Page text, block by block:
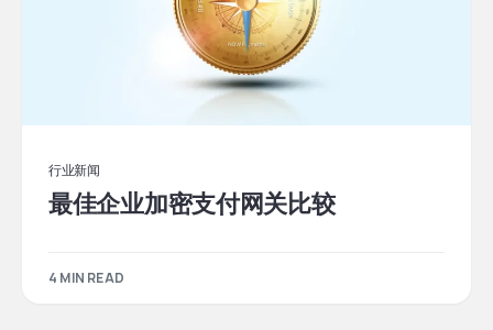
行业新闻
最佳企业加密支付网关比较
4 MIN READ